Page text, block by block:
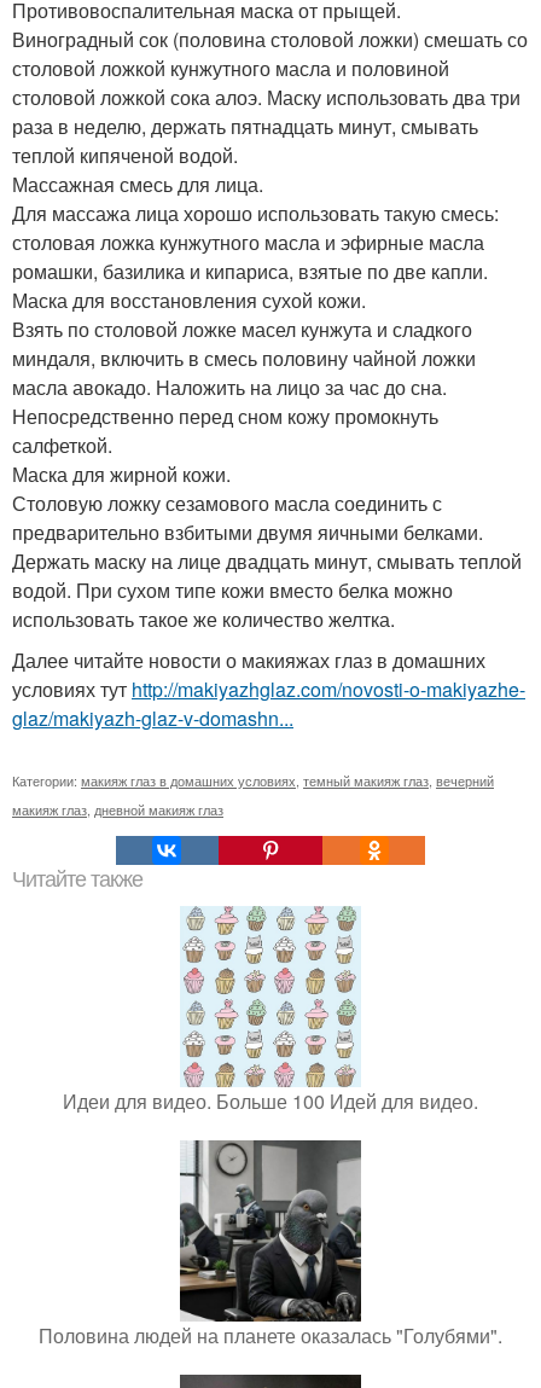
Противовоспалительная маска от прыщей.
Виноградный сок (половина столовой ложки) смешать со
столовой ложкой кунжутного масла и половиной
столовой ложкой сока алоэ. Маску использовать два три
раза в неделю, держать пятнадцать минут, смывать
теплой кипяченой водой.
Массажная смесь для лица.
Для массажа лица хорошо использовать такую смесь:
столовая ложка кунжутного масла и эфирные масла
ромашки, базилика и кипариса, взятые по две капли.
Маска для восстановления сухой кожи.
Взять по столовой ложке масел кунжута и сладкого
миндаля, включить в смесь половину чайной ложки
масла авокадо. Наложить на лицо за час до сна.
Непосредственно перед сном кожу промокнуть
салфеткой.
Маска для жирной кожи.
Столовую ложку сезамового масла соединить с
предварительно взбитыми двумя яичными белками.
Держать маску на лице двадцать минут, смывать теплой
водой. При сухом типе кожи вместо белка можно
использовать такое же количество желтка.
Далее читайте новости о макияжах глаз в домашних
условиях тут http://makiyazhglaz.com/novosti-o-makiyazhe-
glaz/makiyazh-glaz-v-domashn...
Категории: макияж глаз в домашних условиях темный макияж глаз вечерний
макияж глаз дневной макияж глаз
Читайте также
Идеи для видео. Больше 100 Идей для видео.
Половина людей на планете оказалась "Голубями".